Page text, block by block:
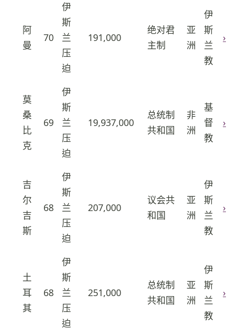
阿
曼
70
伊
斯
兰
压
迫
191,000
绝对君
主制
亚
洲
伊
斯
兰
教
›
莫
桑
比
克
69
伊
斯
兰
压
迫
19,937,000
总统制
共和国
非
洲
基
督
教
›
吉
尔
吉
斯
68
伊
斯
兰
压
迫
207,000
议会共
和国
亚
洲
伊
斯
兰
教
›
土
耳
其
68
伊
斯
兰
压
迫
251,000
总统制
共和国
亚
洲
伊
斯
兰
教
›